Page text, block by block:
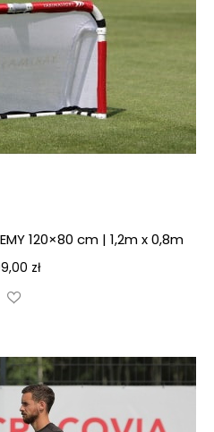
120×80 cm | 1,2m x 0,8m
zł